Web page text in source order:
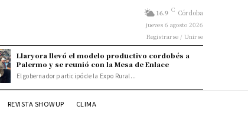
16.9 C Córdoba
jueves 6 agosto 2026
Registrarse / Unirse
Llaryora llevó el modelo productivo cordobés a
Palermo y se reunió con la Mesa de Enlace
El gobernador participó de la Expo Rural...
REVISTA SHOWUP CLIMA